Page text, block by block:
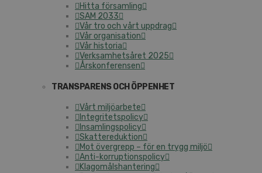
Hitta församling
SAM 2033
Vår tro och vårt uppdrag
Vår organisation
Vår historia
Verksamhetsåret 2025
Årskonferensen
TRANSPARENS OCH ÖPPENHET
Vårt miljöarbete
Integritetspolicy
Insamlingspolicy
Skattereduktion
Mot övergrepp – för en trygg miljö
Anti-korruptionspolicy
Klagomålshantering